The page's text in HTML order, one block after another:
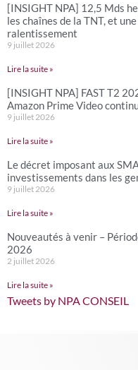
[INSIGHT NPA] 12,5 Mds
les chaînes de la TNT, et
ralentissement
9 juillet 2026
Lire la suite »
[INSIGHT NPA] FAST T2
Amazon Prime Video
9 juillet 2026
Lire la suite »
Le décret imposant aux
investissements dans les
9 juillet 2026
Lire la suite »
Nouveautés à venir –
2026
2 juillet 2026
Lire la suite »
Tweets by NPA CONSEIL